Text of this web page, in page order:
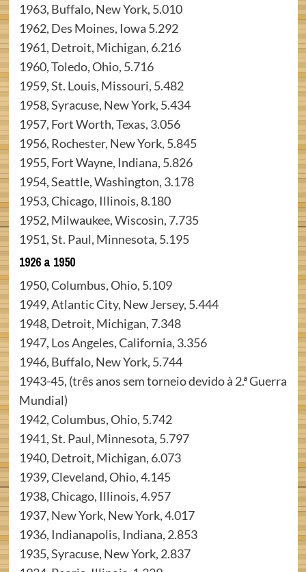
1963, Buffalo, New York, 5.010
1962, Des Moines, Iowa 5.292
1961, Detroit, Michigan, 6.216
1960, Toledo, Ohio, 5.716
1959, St. Louis, Missouri, 5.482
1958, Syracuse, New York, 5.434
1957, Fort Worth, Texas, 3.056
1956, Rochester, New York, 5.845
1955, Fort Wayne, Indiana, 5.826
1954, Seattle, Washington, 3.178
1953, Chicago, Illinois, 8.180
1952, Milwaukee, Wiscosin, 7.735
1951, St. Paul, Minnesota, 5.195
1926 a 1950
1950, Columbus, Ohio, 5.109
1949, Atlantic City, New Jersey, 5.444
1948, Detroit, Michigan, 7.348
1947, Los Angeles, California, 3.356
1946, Buffalo, New York, 5.744
1943-45, (três anos sem torneio devido à 2.ª Guerra
Mundial)
1942, Columbus, Ohio, 5.742
1941, St. Paul, Minnesota, 5.797
1940, Detroit, Michigan, 6.073
1939, Cleveland, Ohio, 4.145
1938, Chicago, Illinois, 4.957
1937, New York, New York, 4.017
1936, Indianapolis, Indiana, 2.853
1935, Syracuse, New York, 2.837